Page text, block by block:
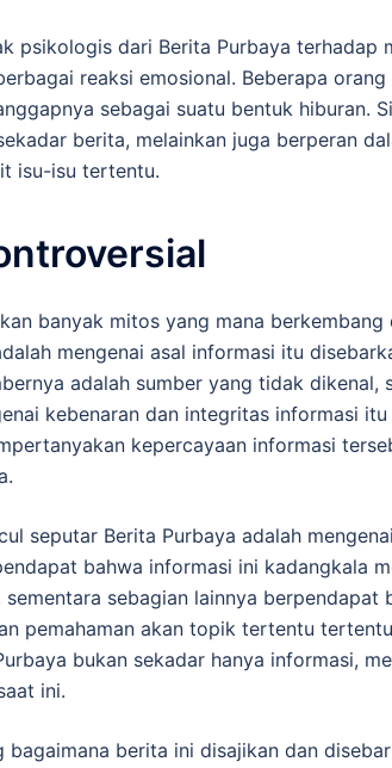
psikologis dari Berita Purbaya terhadap
reaksi emosional. Beberapa
sebagai suatu bentuk hiburan.
berita, melainkan juga berperan
isu-isu tertentu.
banyak mitos yang mana
mengenai asal informasi itu
adalah sumber yang tidak dikenal,
kebenaran dan integritas informasi
kepercayaan informasi
seputar Berita Purbaya adalah
bahwa informasi ini kadangkala
sebagian lainnya berpendapat
pemahaman akan topik tertentu
bukan sekadar hanya informasi,
ini.
berita ini disajikan dan